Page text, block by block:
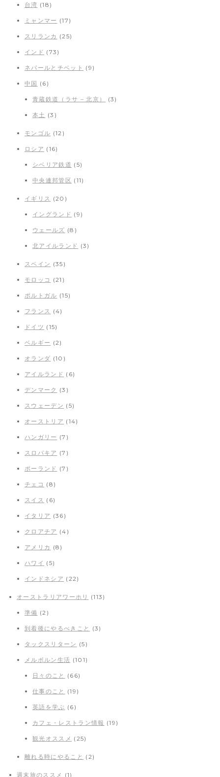
台湾 (18)
ミャンマー (17)
スリランカ (25)
インド (73)
ネパールとチベット (9)
中国 (6)
青蔵鉄道（ラサ – 北京） (3)
本土 (3)
モンゴル (12)
ロシア (16)
シベリア鉄道 (5)
中央連邦管区 (11)
イギリス (20)
イングランド (9)
ウェールズ (8)
北アイルランド (3)
スペイン (35)
モロッコ (21)
ポルトガル (15)
フランス (4)
ドイツ (15)
ベルギー (2)
オランダ (10)
アイルランド (6)
デンマーク (3)
スウェーデン (5)
オーストリア (14)
ハンガリー (7)
スロバキア (7)
ポーランド (7)
チェコ (8)
スイス (6)
イタリア (36)
クロアチア (4)
アメリカ (8)
ハワイ (5)
インドネシア (22)
オーストラリアワーホリ (113)
準備 (2)
到着後にやるべきこと (3)
タックスリターン (5)
メルボルン生活 (101)
日々のこと (66)
仕事のこと (19)
英語を学ぶ (6)
カフェ・レストラン情報 (19)
観光オススメ (25)
離れる時にやること (2)
週末旅のススメ (1)